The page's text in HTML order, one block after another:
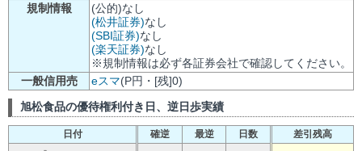
規制情報
(公的)なし
(松井証券)なし
(SBI証券)なし
(楽天証券)なし
※規制情報は必ず各証券会社で確認してください。
一般信用売
eスマ(P円・[残]0)
旭松食品の優待権利付き日、逆日歩実績
日付 確逆 最逆 日数 差引残高